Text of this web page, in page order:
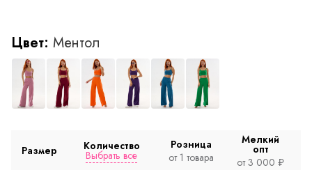
Цвет: Ментол
Размер Количество
Выбрать все
Розница
от 1 товара
Мелкий
опт
от 3 000 ₽